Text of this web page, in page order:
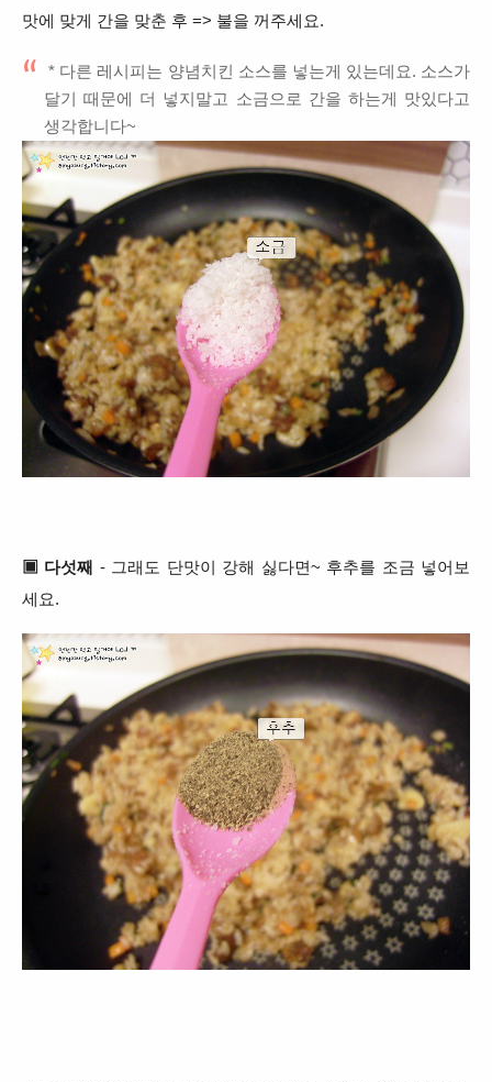
맛에 맞게 간을 맞춘 후 => 불을 꺼주세요.
* 다른 레시피는 양념치킨 소스를 넣는게 있는데요. 소스가
달기 때문에 더 넣지말고 소금으로 간을 하는게 맛있다고
생각합니다~
▣ 다섯째 - 그래도 단맛이 강해 싫다면~ 후추를 조금 넣어보
세요.